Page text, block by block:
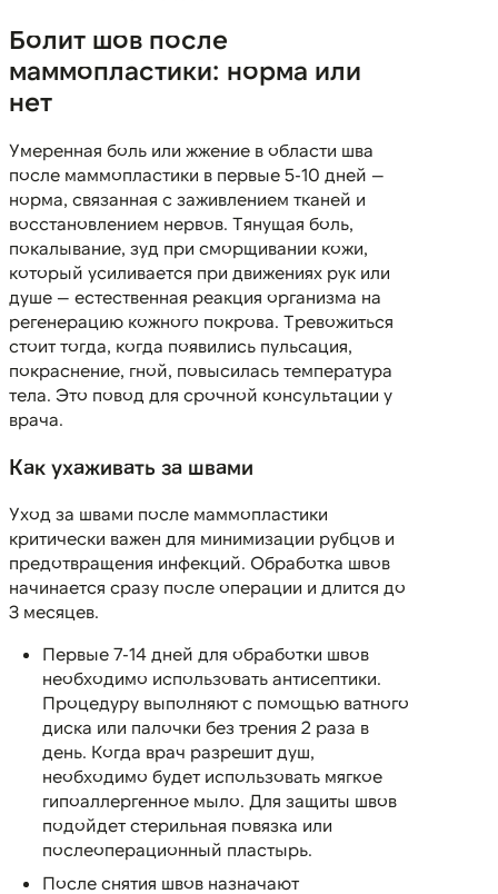
Болит шов после
маммопластики: норма или
нет
Умеренная боль или жжение в области шва
после маммопластики в первые 5-10 дней —
норма, связанная с заживлением тканей и
восстановлением нервов. Тянущая боль,
покалывание, зуд при сморщивании кожи,
который усиливается при движениях рук или
душе — естественная реакция организма на
регенерацию кожного покрова. Тревожиться
стоит тогда, когда появились пульсация,
покраснение, гной, повысилась температура
тела. Это повод для срочной консультации у
врача.
Как ухаживать за швами
Уход за швами после маммопластики
критически важен для минимизации рубцов и
предотвращения инфекций. Обработка швов
начинается сразу после операции и длится до
3 месяцев.
Первые 7-14 дней для обработки швов
необходимо использовать антисептики.
Процедуру выполняют с помощью ватного
диска или палочки без трения 2 раза в
день. Когда врач разрешит душ,
необходимо будет использовать мягкое
гипоаллергенное мыло. Для защиты швов
подойдет стерильная повязка или
послеоперационный пластырь.
После снятия швов назначают